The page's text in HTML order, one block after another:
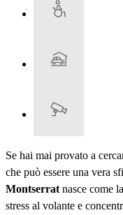
Se hai mai provato a
che può essere una vera
Montserrat nasce come
stress al volante e